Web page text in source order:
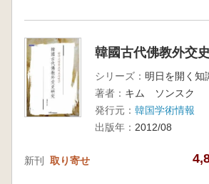
韓國古代佛教外交
シリーズ： 明日を開く知
著者： キム ソンスク
発行元： 韓国学術情報
出版年： 2012/08
新刊 取り寄せ